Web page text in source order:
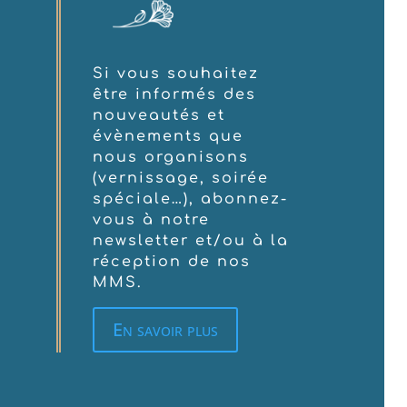
Si vous souhaitez
être informés des
nouveautés et
évènements que
nous organisons
(vernissage, soirée
spéciale…), abonnez-
vous à notre
newsletter et/ou à la
réception de nos
MMS.
En savoir plus